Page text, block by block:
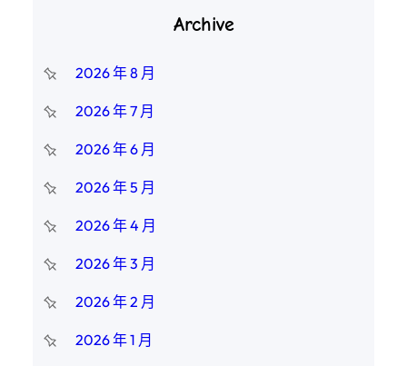
Archive
2026 年 8 月
2026 年 7 月
2026 年 6 月
2026 年 5 月
2026 年 4 月
2026 年 3 月
2026 年 2 月
2026 年 1 月